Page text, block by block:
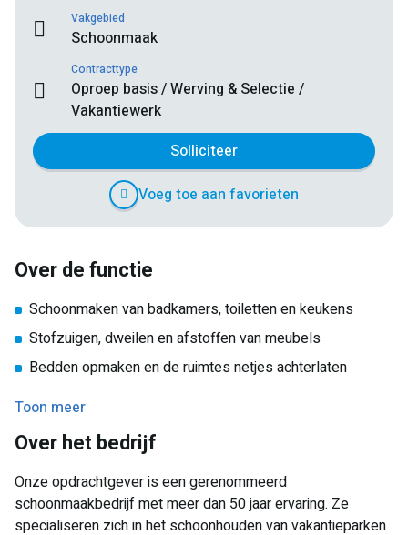
Vakgebied
Schoonmaak
Contracttype
Oproep basis / Werving & Selectie /
Vakantiewerk
Solliciteer
Voeg toe aan favorieten
Over de functie
Schoonmaken van badkamers, toiletten en keukens
Stofzuigen, dweilen en afstoffen van meubels
Bedden opmaken en de ruimtes netjes achterlaten
Je werkt samen met collega’s en zorgt dat alle huisjes op
10:00 tot ongeveer 16:00 uur, met een kleine mogelijkheid
Toon meer
Over het bedrijf
Onze opdrachtgever is een gerenommeerd
schoonmaakbedrijf met meer dan 50 jaar ervaring. Ze
specialiseren zich in het schoonhouden van vakantieparken